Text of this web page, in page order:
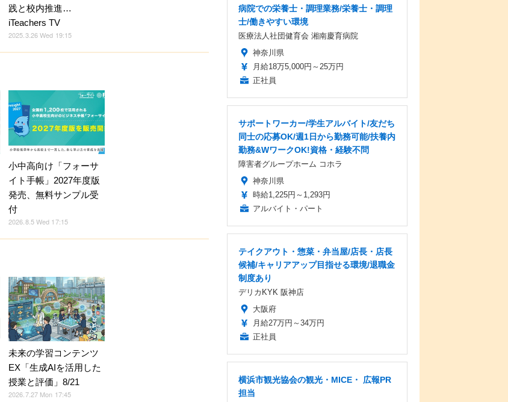
践と校内推進…
iTeachers TV
2025.3.26 Wed 19:15
小中高向け「フォーサ
イト手帳」2027年度版
発売、無料サンプル受
付
2026.8.5 Wed 17:15
未来の学習コンテンツ
EX「生成AIを活用した
授業と評価」8/21
2026.7.27 Mon 17:45
病院での栄養士・調理業務/栄養士・調理
士/働きやすい環境
医療法人社団健育会 湘南慶育病院
神奈川県
月給18万5,000円～25万円
正社員
サポートワーカー/学生アルバイト/友だち
同士の応募OK/週1日から勤務可能/扶養内
勤務&WワークOK!資格・経験不問
障害者グループホーム コホラ
神奈川県
時給1,225円～1,293円
アルバイト・パート
テイクアウト・惣菜・弁当屋/店長・店長
候補/キャリアアップ目指せる環境/退職金
制度あり
デリカKYK 阪神店
大阪府
月給27万円～34万円
正社員
横浜市観光協会の観光・MICE・ 広報PR
担当